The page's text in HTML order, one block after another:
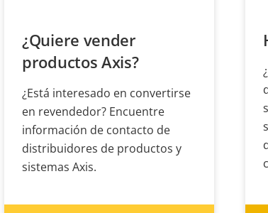
¿Quiere vender
productos Axis?
¿Está interesado en convertirse
en revendedor? Encuentre
información de contacto de
distribuidores de productos y
sistemas Axis.